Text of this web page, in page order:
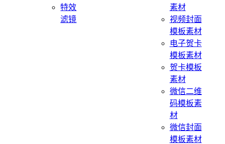
特效
滤镜
素材
视频封面
模板素材
电子贺卡
模板素材
贺卡模板
素材
微信二维
码模板素
材
微信封面
模板素材